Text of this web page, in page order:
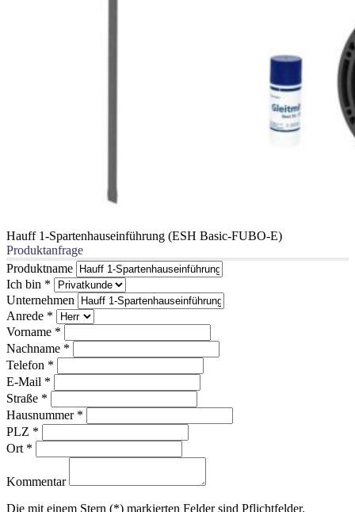
Hauff 1-Spartenhauseinführung (ESH Basic-FUBO-E)
Produktanfrage
Produktname
Ich bin *
Unternehmen
Anrede *
Vorname *
Nachname *
Telefon *
E-Mail *
Straße *
Hausnummer *
PLZ *
Ort *
Kommentar
Die mit einem Stern (*) markierten Felder sind Pflichtfelder.